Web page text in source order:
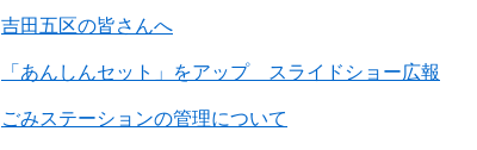
吉田五区の皆さんへ
「あんしんセット」をアップ スライドショー広報
ごみステーションの管理について